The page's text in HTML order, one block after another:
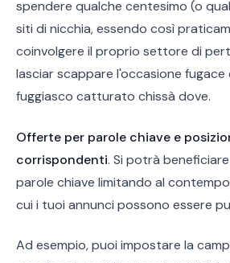
spendere qualche centesimo (o
siti di nicchia, essendo così
coinvolgere il proprio settore di
lasciar scappare l'occasione
fuggiasco catturato chissà dove.
Offerte per parole chiave e
corrispondenti. Si potrà
parole chiave limitando al
cui i tuoi annunci possono essere
Ad esempio, puoi impostare la